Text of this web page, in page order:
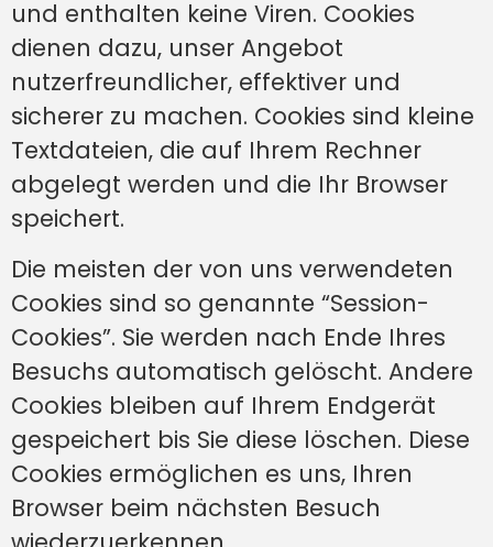
und enthalten keine Viren. Cookies
dienen dazu, unser Angebot
nutzerfreundlicher, effektiver und
sicherer zu machen. Cookies sind kleine
Textdateien, die auf Ihrem Rechner
abgelegt werden und die Ihr Browser
speichert.
Die meisten der von uns verwendeten
Cookies sind so genannte “Session-
Cookies”. Sie werden nach Ende Ihres
Besuchs automatisch gelöscht. Andere
Cookies bleiben auf Ihrem Endgerät
gespeichert bis Sie diese löschen. Diese
Cookies ermöglichen es uns, Ihren
Browser beim nächsten Besuch